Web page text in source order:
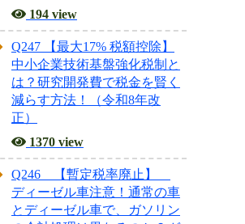
194 view
Q247 【最大17% 税額控除】
中小企業技術基盤強化税制と
は？研究開発費で税金を賢く
減らす方法！（令和8年改
正）
1370 view
Q246 【暫定税率廃止】
ディーゼル車注意！通常の車
とディーゼル車で、ガソリン